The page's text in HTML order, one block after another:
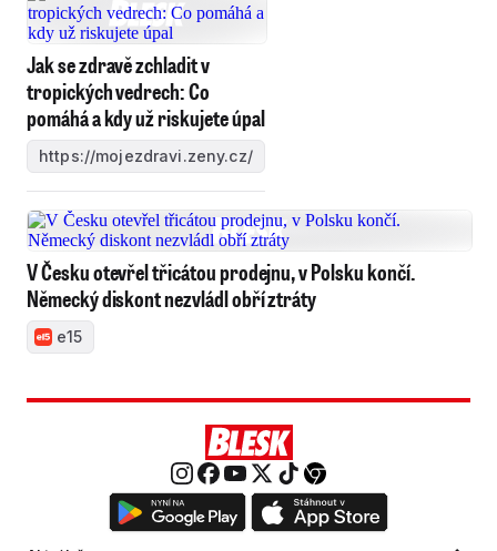
Jak se zdravě zchladit v
tropických vedrech: Co
pomáhá a kdy už riskujete úpal
https://mojezdravi.zeny.cz/
V Česku otevřel třicátou prodejnu, v Polsku končí.
Německý diskont nezvládl obří ztráty
e15